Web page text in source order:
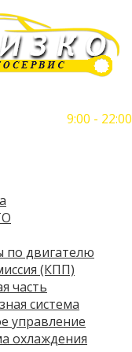
9:00 - 22:00
по двигателю
(КПП)
часть
система
управление
охлаждения